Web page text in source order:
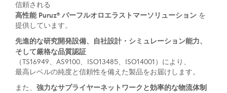
信頼される
高性能 Puruz® パーフルオロエラストマーソリューション を
提供しています。
先進的な研究開発設備、自社設計・シミュレーション能力、
そして厳格な品質認証
（TS16949、AS9100、ISO13485、ISO14001）により、
最高レベルの純度と信頼性を備えた製品をお届けします。
また、 強力なサプライヤーネットワークと効率的な物流体制